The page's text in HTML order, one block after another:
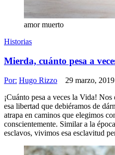
amor muerto
Historias
Mierda, cuánto pesa a
Por: Hugo Rizzo 29 marzo, 2019
¡Cuánto pesa a veces la Vida!
esa libertad que debiéramos de
atrapa en caminos que elegimos
conscientemente. Similar a la
esclavos, vivimos esa esclavitud